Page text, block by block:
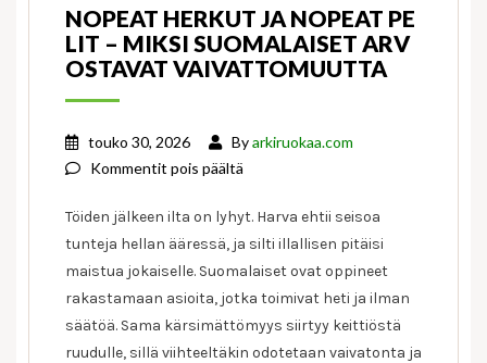
NOPEAT HERKUT JA NOPEAT PE
LIT – MIKSI SUOMALAISET ARV
OSTAVAT VAIVATTOMUUTTA
touko 30, 2026 Byarkiruokaa.com
Kommentit pois päältä
herkut
ja
nopeat
pelit
–
miksi
Töiden jälkeen ilta on lyhyt. Harva ehtii seisoa
tunteja hellan ääressä, ja silti illallisen pitäisi
maistua jokaiselle. Suomalaiset ovat oppineet
rakastamaan asioita, jotka toimivat heti ja ilman
säätöä. Sama kärsimättömyys siirtyy keittiöstä
ruudulle, sillä viihteeltäkin odotetaan vaivatonta ja